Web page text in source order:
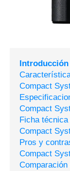
Introducción
Compact
Compact
Ficha
Compact
Pros y
Compact